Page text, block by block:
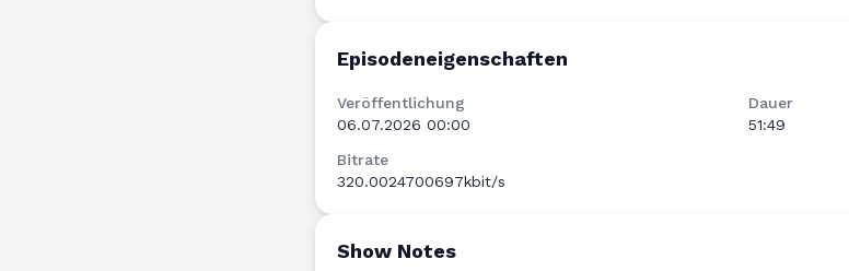
Episodeneigenschaften
Veröffentlichung
06.07.2026 00:00
Dauer
51:49
Bitrate
320.0024700697kbit/s
Show Notes